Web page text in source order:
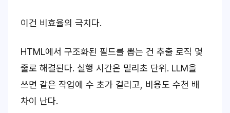
이건 비효율의 극치다.
HTML에서 구조화된 필드를 뽑는 건 추출 로직 몇
줄로 해결된다. 실행 시간은 밀리초 단위. LLM을
쓰면 같은 작업에 수 초가 걸리고, 비용도 수천 배
차이 난다.